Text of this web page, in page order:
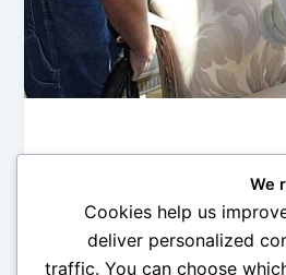
0545690779
يوجد الكثير من الأشخاص
المختلفة التي تساعدهم في
We
Cookies help us
deliver personalized
traffic. You can choose